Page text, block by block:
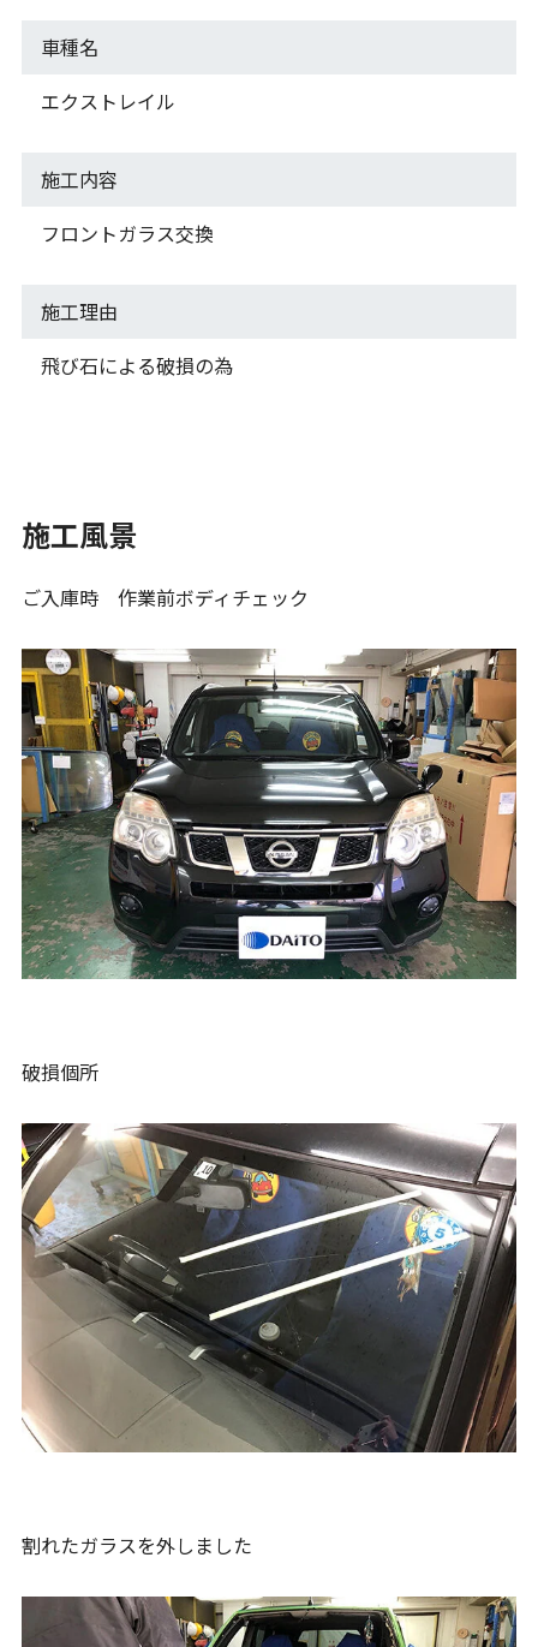
車種名
エクストレイル
施工内容
フロントガラス交換
施工理由
飛び石による破損の為
施工風景
ご入庫時 作業前ボディチェック
破損個所
割れたガラスを外しました